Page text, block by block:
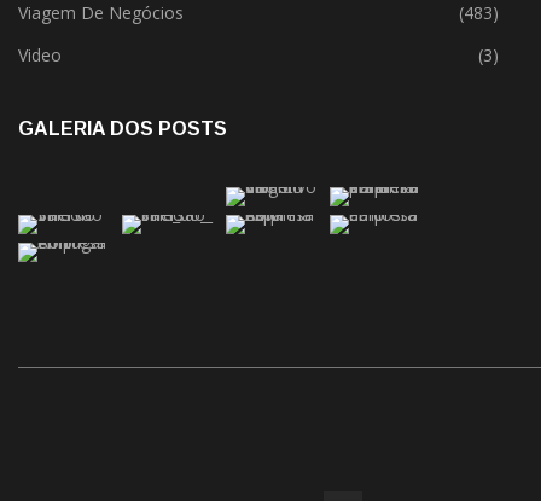
Viagem De Negócios
(483)
Video
(3)
GALERIA DOS POSTS